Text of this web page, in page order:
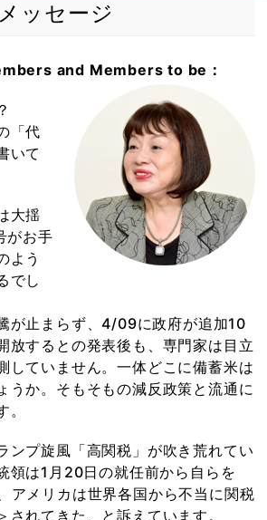
ッセージ
and Members to be：
「代
いて
大揺
がお手
よう
でし
が止まらず、4/09に政府が追加10
放するとの発表後も、専門家は目立
していません。一体どこに備蓄米は
うか。そもそもの減反政策と流通に
ンプ旋風「高関税」が吹き荒れてい
領は1月20日の就任前から自らを
メリカは世界各国から不当に関税
されてきた、と訴えています。